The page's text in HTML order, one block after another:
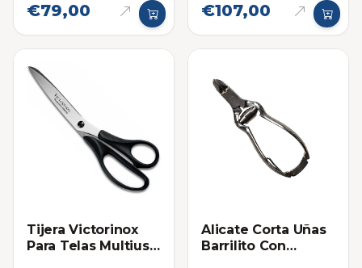
€79,00
Sastrería
€107,00
Tijera Victorinox
Para Telas Multiuso
Alicate Corta Uñas
Barrilito Con